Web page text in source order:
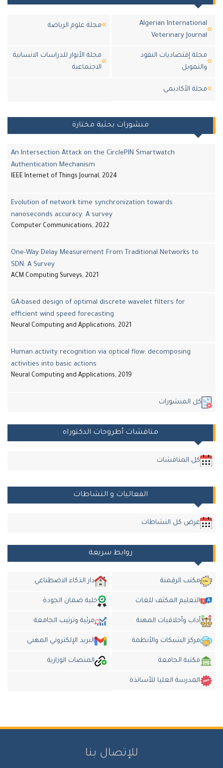
Algerian
Veterinary
مجلة علوم الرياضة
إقتصاديات النقود
مجلة الأنوار للدراسات الانسانية
الاجتماعية
اﻷكاديمي
منشورات بحثية مختارة
An Intersection Attack on the CirclePIN Smartwatch
Authentication Mechanism
IEEE Internet of Things Journal, 2024
Evolution of network time synchronization towards
nanoseconds accuracy: A survey
Computer Communications, 2022
One-Way Delay Measurement From Traditional Networks to
SDN: A Survey
ACM Computing Surveys, 2021
GA-based design of optimal discrete wavelet filters for
efficient wind speed forecasting
Neural Computing and Applications, 2021
Human activity recognition via optical flow: decomposing
activities into basic actions
Neural Computing and Applications, 2019
المنشورات
مناقشات أطروحات الدكتوراه
كل المناقشات
الفعاليات و النشاطات
عرض كل النشاطات
روابط سريعة
مكتب الرقمنة دار الذكاء الاضطناعي
التعليم المكثف للغات خلية ضمان الجودة
أداب وأخلاقيات المهنة مرئية وترتيب الجامعة
مركز الشبكات والأنظمة البريد الإلكتروني المهني
مكتبة الجامعة المنصات الوزارية
المدرسة العليا للأساتذة
للإتصال بنا